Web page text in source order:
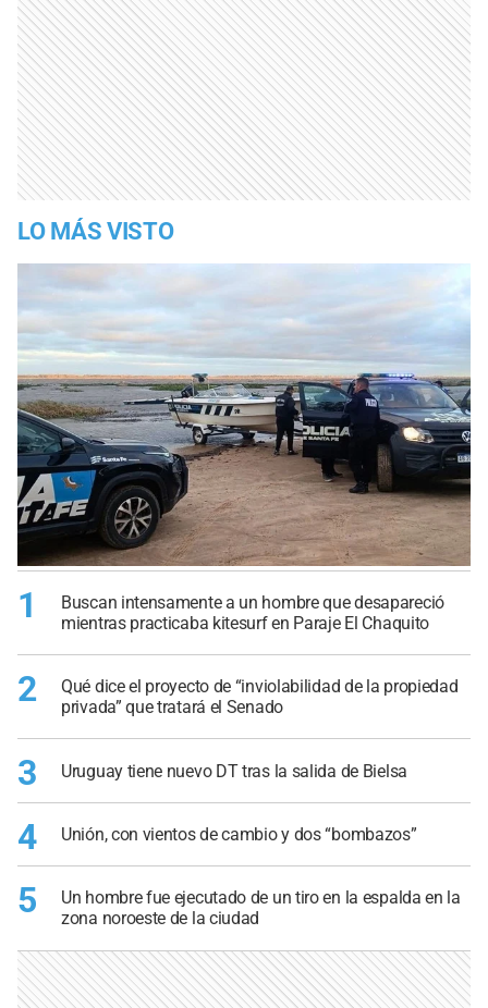
LO MÁS VISTO
1
Buscan intensamente a un hombre que desapareció
mientras practicaba kitesurf en Paraje El Chaquito
2
Qué dice el proyecto de “inviolabilidad de la propiedad
privada” que tratará el Senado
3 Uruguay tiene nuevo DT tras la salida de Bielsa
4 Unión, con vientos de cambio y dos “bombazos”
5
Un hombre fue ejecutado de un tiro en la espalda en la
zona noroeste de la ciudad